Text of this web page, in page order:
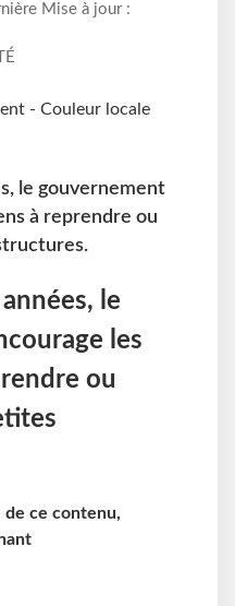
Mise à jour :
le gouvernement
à reprendre ou
le
les
ou
de ce contenu,